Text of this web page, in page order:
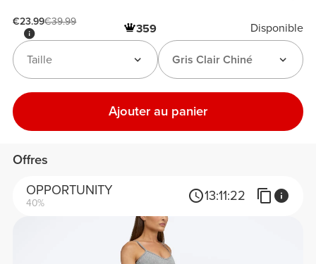
€23.99€39.99
359 Disponible
Gris Clair Chiné
Taille
Ajouter au panier
Offres
OPPORTUNITY
40% 13:11:22